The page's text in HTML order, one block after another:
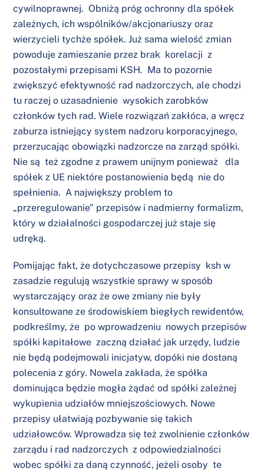
cywilnoprawnej. Obniżą próg ochronny dla spółek
zależnych, ich wspólników/akcjonariuszy oraz
wierzycieli tychże spółek. Już sama wielość zmian
powoduje zamieszanie przez brak korelacji z
pozostałymi przepisami KSH. Ma to pozornie
zwiększyć efektywność rad nadzorczych, ale chodzi
tu raczej o uzasadnienie wysokich zarobków
członków tych rad. Wiele rozwiązań zakłóca, a wręcz
zaburza istniejący system nadzoru korporacyjnego,
przerzucając obowiązki nadzorcze na zarząd spółki.
Nie są też zgodne z prawem unijnym ponieważ dla
spółek z UE niektóre postanowienia będą nie do
spełnienia. A największy problem to
„przeregulowanie” przepisów i nadmierny formalizm,
który w działalności gospodarczej już staje się
udręką.
Pomijając fakt, że dotychczasowe przepisy ksh w
zasadzie regulują wszystkie sprawy w sposób
wystarczający oraz że owe zmiany nie były
konsultowane ze środowiskiem biegłych rewidentów,
podkreślmy, że po wprowadzeniu nowych przepisów
spółki kapitałowe zaczną działać jak urzędy, ludzie
nie będą podejmowali inicjatyw, dopóki nie dostaną
polecenia z góry. Nowela zakłada, że spółka
dominująca będzie mogła żądać od spółki zależnej
wykupienia udziałów mniejszościowych. Nowe
przepisy ułatwiają pozbywanie się takich
udziałowców. Wprowadza się też zwolnienie członków
zarządu i rad nadzorczych z odpowiedzialności
wobec spółki za daną czynność, jeżeli osoby te